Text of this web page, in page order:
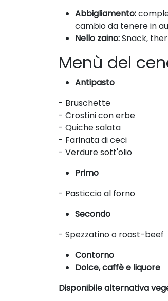
Abbigliamento:
cambio da tenere in
Nello zaino:Snack,
Menù del
Antipasto
- Bruschette
- Crostini con erbe
- Quiche salata
- Farinata di ceci
- Verdure sott'olio
Primo
- Pasticcio al forno
Secondo
- Spezzatino o roast-beef
Contorno
Dolce, caffè e liquore
Disponibile alternativa